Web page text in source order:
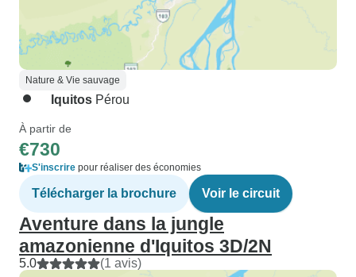
Nature & Vie sauvage
Iquitos Pérou
À partir de
€730
S'inscrire pour réaliser des économies
Télécharger la brochure Voir le circuit
Aventure dans la jungle
amazonienne d'Iquitos 3D/2N
5.0 (1 avis)